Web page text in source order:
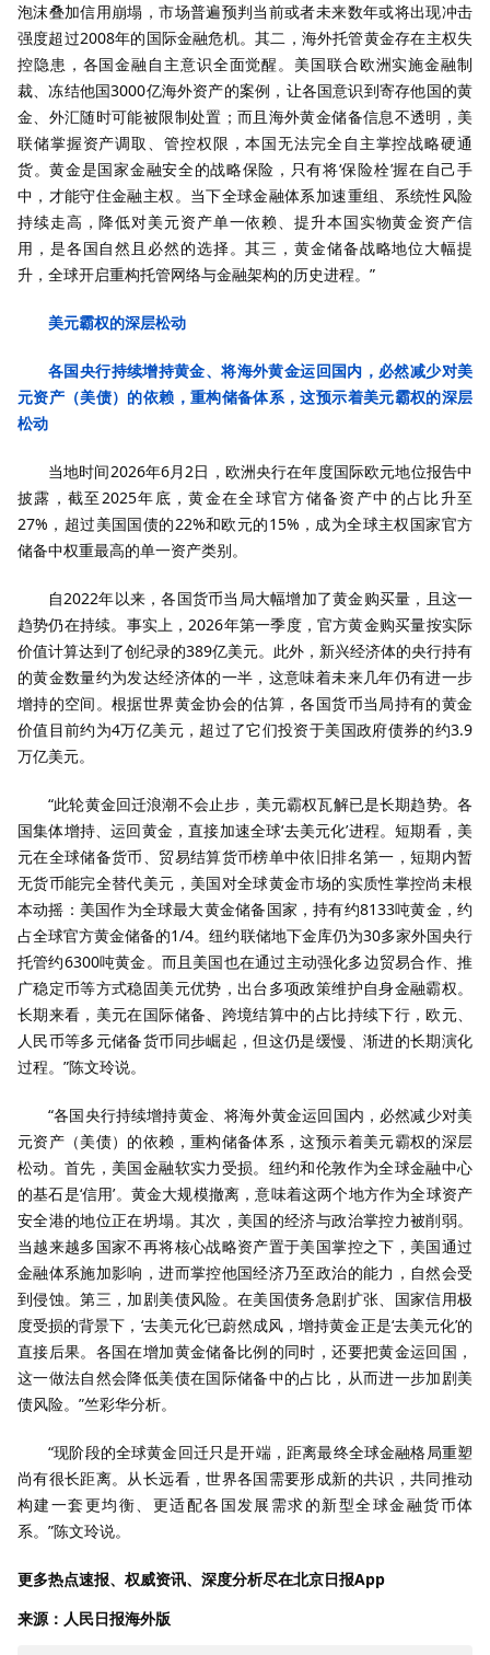
泡沫叠加信用崩塌，市场普遍预判当前或者未来数年或将出现冲击
强度超过2008年的国际金融危机。其二，海外托管黄金存在主权失
控隐患，各国金融自主意识全面觉醒。美国联合欧洲实施金融制
裁、冻结他国3000亿海外资产的案例，让各国意识到寄存他国的黄
金、外汇随时可能被限制处置；而且海外黄金储备信息不透明，美
联储掌握资产调取、管控权限，本国无法完全自主掌控战略硬通
货。黄金是国家金融安全的战略保险，只有将‘保险栓’握在自己手
中，才能守住金融主权。当下全球金融体系加速重组、系统性风险
持续走高，降低对美元资产单一依赖、提升本国实物黄金资产信
用，是各国自然且必然的选择。其三，黄金储备战略地位大幅提
升，全球开启重构托管网络与金融架构的历史进程。”
美元霸权的深层松动
各国央行持续增持黄金、将海外黄金运回国内，必然减少对美
元资产（美债）的依赖，重构储备体系，这预示着美元霸权的深层
松动
当地时间2026年6月2日，欧洲央行在年度国际欧元地位报告中
披露，截至2025年底，黄金在全球官方储备资产中的占比升至
27%，超过美国国债的22%和欧元的15%，成为全球主权国家官方
储备中权重最高的单一资产类别。
自2022年以来，各国货币当局大幅增加了黄金购买量，且这一
趋势仍在持续。事实上，2026年第一季度，官方黄金购买量按实际
价值计算达到了创纪录的389亿美元。此外，新兴经济体的央行持有
的黄金数量约为发达经济体的一半，这意味着未来几年仍有进一步
增持的空间。根据世界黄金协会的估算，各国货币当局持有的黄金
价值目前约为4万亿美元，超过了它们投资于美国政府债券的约3.9
万亿美元。
“此轮黄金回迁浪潮不会止步，美元霸权瓦解已是长期趋势。各
国集体增持、运回黄金，直接加速全球‘去美元化’进程。短期看，美
元在全球储备货币、贸易结算货币榜单中依旧排名第一，短期内暂
无货币能完全替代美元，美国对全球黄金市场的实质性掌控尚未根
本动摇：美国作为全球最大黄金储备国家，持有约8133吨黄金，约
占全球官方黄金储备的1/4。纽约联储地下金库仍为30多家外国央行
托管约6300吨黄金。而且美国也在通过主动强化多边贸易合作、推
广稳定币等方式稳固美元优势，出台多项政策维护自身金融霸权。
长期来看，美元在国际储备、跨境结算中的占比持续下行，欧元、
人民币等多元储备货币同步崛起，但这仍是缓慢、渐进的长期演化
过程。”陈文玲说。
“各国央行持续增持黄金、将海外黄金运回国内，必然减少对美
元资产（美债）的依赖，重构储备体系，这预示着美元霸权的深层
松动。首先，美国金融软实力受损。纽约和伦敦作为全球金融中心
的基石是‘信用’。黄金大规模撤离，意味着这两个地方作为全球资产
安全港的地位正在坍塌。其次，美国的经济与政治掌控力被削弱。
当越来越多国家不再将核心战略资产置于美国掌控之下，美国通过
金融体系施加影响，进而掌控他国经济乃至政治的能力，自然会受
到侵蚀。第三，加剧美债风险。在美国债务急剧扩张、国家信用极
度受损的背景下，‘去美元化’已蔚然成风，增持黄金正是‘去美元化’的
直接后果。各国在增加黄金储备比例的同时，还要把黄金运回国，
这一做法自然会降低美债在国际储备中的占比，从而进一步加剧美
债风险。”竺彩华分析。
“现阶段的全球黄金回迁只是开端，距离最终全球金融格局重塑
尚有很长距离。从长远看，世界各国需要形成新的共识，共同推动
构建一套更均衡、更适配各国发展需求的新型全球金融货币体
系。”陈文玲说。
更多热点速报、权威资讯、深度分析尽在北京日报App
来源：人民日报海外版